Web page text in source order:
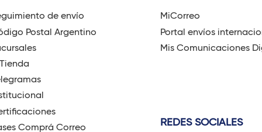
de envío
Postal Argentino
Comprá Correo
MiCorreo
Portal envíos
Mis Comunicaciones
REDES SOCIALES